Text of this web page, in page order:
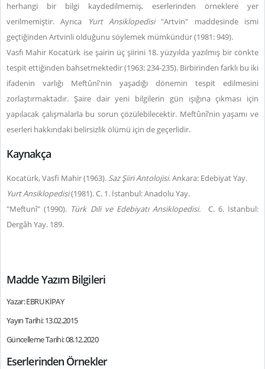
herhangi bir bilgi kaydedilmemiş, eserlerinden örneklere yer
verilmemiştir. Ayrıca
Yurt Ansiklopedisi "Artvin" maddesinde ismi
geçtiğinden Artvinli olduğunu söylemek mümkündür (1981: 949).
Vasfı Mahir Kocatürk ise şairin üç şiirini 18. yüzyılda yazılmış bir cönkte
tespit ettiğinden bahsetmektedir (1963: 234-235). Birbirinden farklı bu iki
ifadenin varlığı Meftûnî'nin yaşadığı dönemin tespit edilmesini
zorlaştırmaktadır. Şaire dair yeni bilgilerin gün ışığına çıkması için
yapılacak çalışmalarla bu sorun çözülebilecektir. Meftûnî’nin yaşamı ve
eserleri hakkındaki belirsizlik ölümü için de geçerlidir.
Kaynakça
Kocatürk, Vasfi Mahir (1963). Saz Şiiri Antolojisi.Ankara: Edebiyat Yay.
Yurt Ansiklopedisi(1981). C. 1. İstanbul: Anadolu Yay.
"Meftunî" (1990). Türk Dili ve Edebiyatı Ansiklopedisi.
C. 6. İstanbul:
Dergâh Yay. 189.
Madde Yazım Bilgileri
Yazar: EBRU KİPAY
Yayın Tarihi: 13.02.2015
Güncelleme Tarihi: 08.12.2020
Eserlerinden Örnekler